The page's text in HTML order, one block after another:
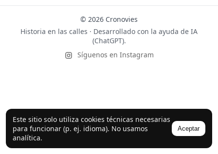
Este sitio solo utiliza cookies técnicas necesarias
para funcionar (p. ej. idioma). No usamos
analítica.
Aceptar
© 2026 Cronovies
Historia en las calles · Desarrollado con la ayuda de IA
(ChatGPT).
Síguenos en Instagram